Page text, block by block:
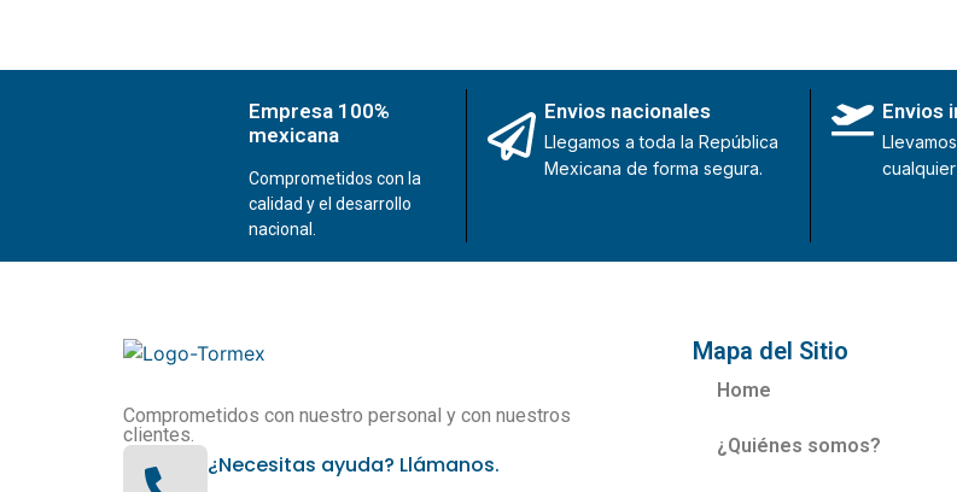
Empresa 100%
mexicana
Comprometidos con la
calidad y el desarrollo
nacional.
Envios nacionales
Llegamos a toda la República
Mexicana de forma segura.
Envios
Comprometidos con nuestro personal y con nuestros
clientes.
¿Necesitas ayuda? Llámanos.
Mapa del Sitio
Home
¿Quiénes somos?